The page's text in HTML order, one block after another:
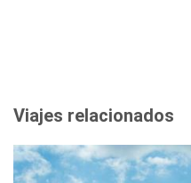
Viajes relacionados